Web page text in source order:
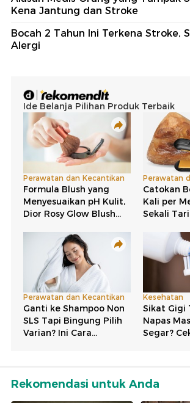
Kena Jantung dan Stroke
Bocah 2 Tahun Ini Terkena Stroke,
Alergi
Rekomendasi untuk Anda